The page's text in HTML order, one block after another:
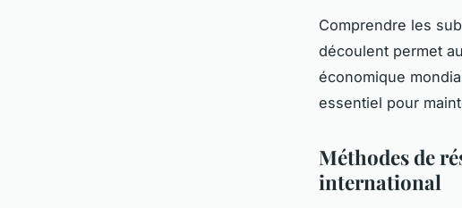
Comprendre les
découlent permet
économique
essentiel pour
Méthodes de
international